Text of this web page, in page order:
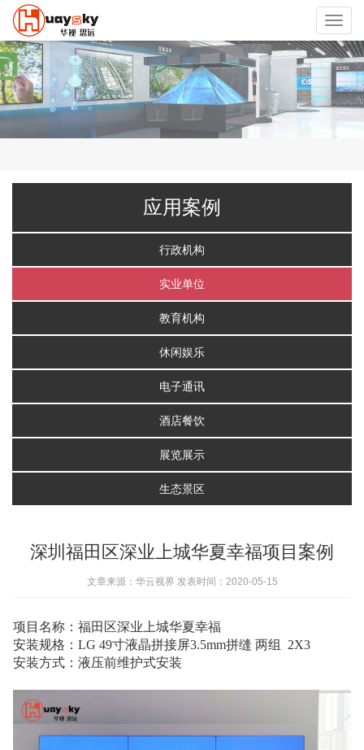
应用案例
行政机构
实业单位
教育机构
休闲娱乐
电子通讯
酒店餐饮
展览展示
生态景区
深圳福田区深业上城华夏幸福项目案例
文章来源：华云视界 发表时间：2020-05-15
项目名称：福田区深业上城华夏幸福
安装规格：LG 49寸液晶拼接屏3.5mm拼缝 两组 2X3
安装方式：液压前维护式安装